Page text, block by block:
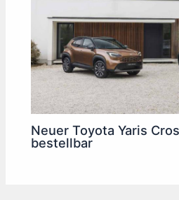
Neuer Toyota Yaris
bestellbar